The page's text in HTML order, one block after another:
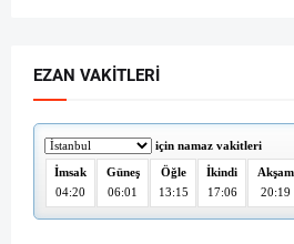
EZAN VAKITLERI